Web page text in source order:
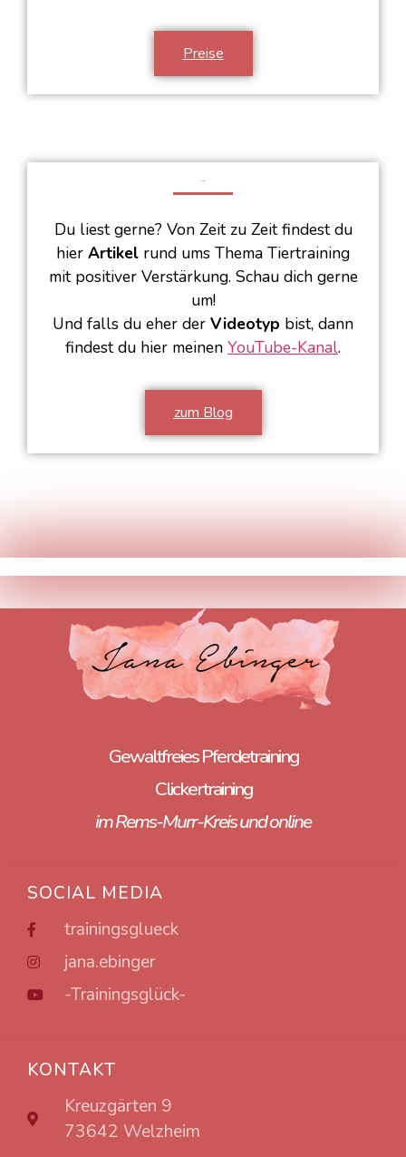
Preise
Du liest gerne? Von Zeit zu Zeit findest du
hier Artikel rund ums Thema Tiertraining
mit positiver Verstärkung. Schau dich gerne
um!
Und falls du eher der Videotyp bist, dann
findest du hier meinen YouTube-Kanal.
zum Blog
KONTAKT
Kreuzgärten 9
73642 Welzheim
SOCIAL MEDIA
trainingsglueck
jana.ebinger
-Trainingsglück-
Gewaltfreies Pferdetraining
Clickertraining
im Rems-Murr-Kreis und online